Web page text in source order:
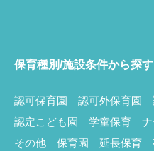
保育種別/施設条件から探す
認可保育園 認可外保育園
認定こども園
学童保育
その他
保育園 延長保育